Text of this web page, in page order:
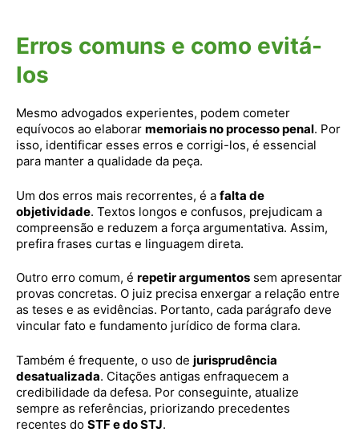
Erros comuns e como evitá-
los
Mesmo advogados experientes, podem cometer
equívocos ao elaborar memoriais no processo penal. Por
isso, identificar esses erros e corrigi-los, é essencial
para manter a qualidade da peça.
Um dos erros mais recorrentes, é a falta de
objetividade. Textos longos e confusos, prejudicam a
compreensão e reduzem a força argumentativa. Assim,
prefira frases curtas e linguagem direta.
Outro erro comum, é repetir argumentos sem apresentar
provas concretas. O juiz precisa enxergar a relação entre
as teses e as evidências. Portanto, cada parágrafo deve
vincular fato e fundamento jurídico de forma clara.
Também é frequente, o uso de jurisprudência
desatualizada. Citações antigas enfraquecem a
credibilidade da defesa. Por conseguinte, atualize
sempre as referências, priorizando precedentes
recentes do STF e do STJ.